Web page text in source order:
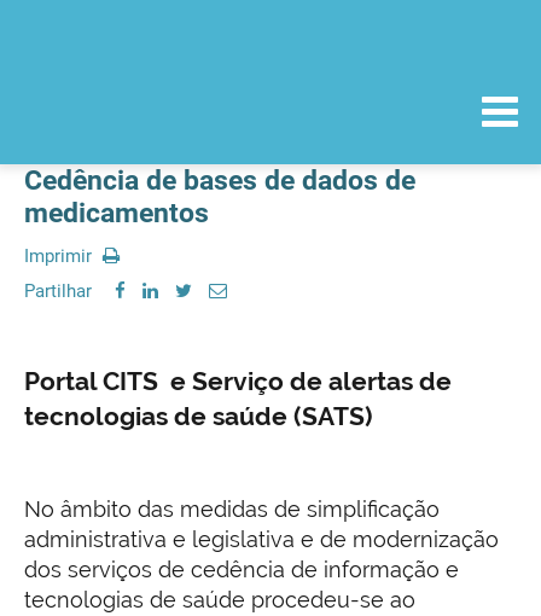
Cedência de bases de dados de
medicamentos
Imprimir
Partilhar
Portal CITS e Serviço de alertas de
tecnologias de saúde (SATS)
No âmbito das medidas de simplificação
administrativa e legislativa e de modernização
dos serviços de cedência de informação e
tecnologias de saúde procedeu-se ao